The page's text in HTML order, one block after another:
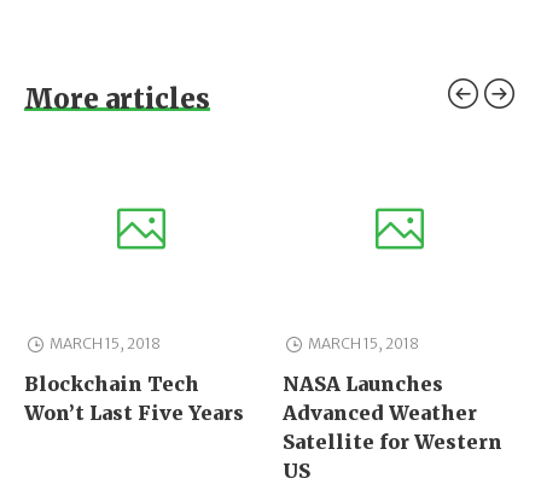
More articles
MARCH 15, 2018
Blockchain Tech
Won’t Last Five Years
MARCH 15, 2018
NASA Launches
Advanced Weather
Satellite for Western
US